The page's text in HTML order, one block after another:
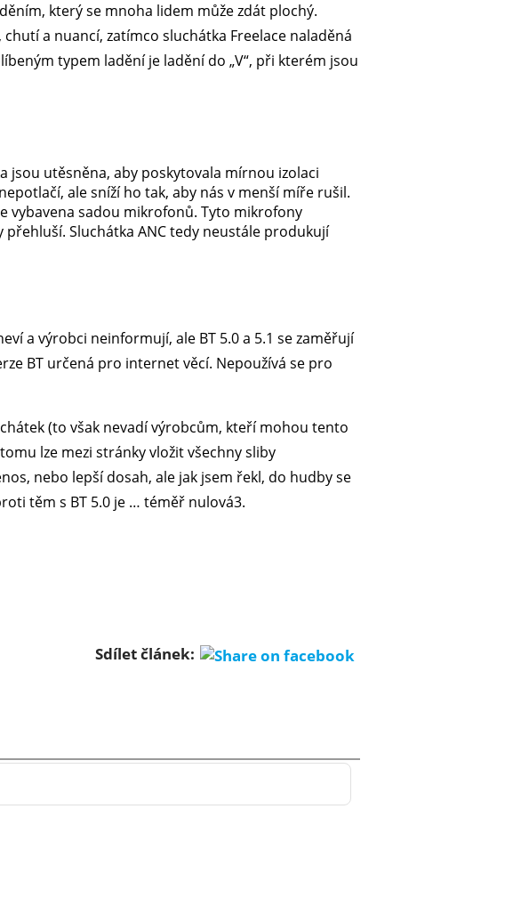
který se mnoha lidem může zdát plochý.
a nuancí, zatímco sluchátka Freelace naladěná
typem ladění je ladění do „V“, při kterém jsou
jsou utěsněna, aby poskytovala mírnou izolaci
ale sníží ho tak, aby nás v menší míře rušil.
vybavena sadou mikrofonů. Tyto mikrofony
Sluchátka ANC tedy neustále produkují
a výrobci neinformují, ale BT 5.0 a 5.1 se zaměřují
BT určená pro internet věcí. Nepoužívá se pro
(to však nevadí výrobcům, kteří mohou tento
lze mezi stránky vložit všechny sliby
nebo lepší dosah, ale jak jsem řekl, do hudby se
těm s BT 5.0 je … téměř nulová3.
Sdílet článek: